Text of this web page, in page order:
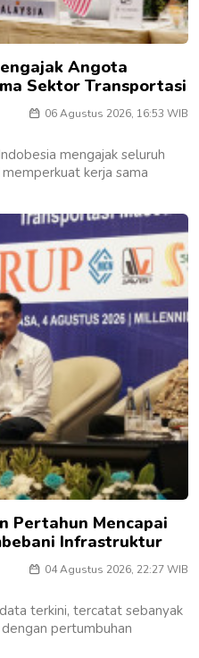
Angota
Sektor Transportasi
06 Agustus 2026, 16:53 WIB
mengajak seluruh
kerja sama
Pertahun Mencapai
Infrastruktur
04 Agustus 2026, 22:27 WIB
terkini, tercatat sebanyak
pertumbuhan